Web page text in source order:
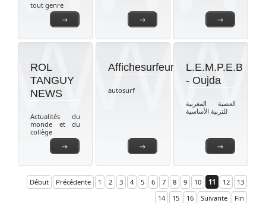
→
tout genre
→
→
→
ROL
TANGUY
NEWS
Actualités du
monde et du
collège
→
Affichesurfeur
autosurf
→
L.E.M.P.E.B
- Oujda
العصبة المغربية
للتربية الأساسية
Début Précédente 1 2 3 4 5 6 7 8 9 10 11 12
13
14
15 16 Suivante Fin